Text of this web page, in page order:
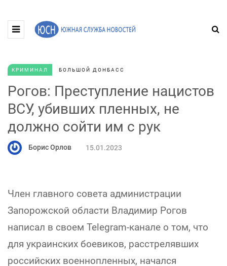
КРИМИНАЛ БОЛЬШОЙ ДОНБАСС
Рогов: Преступление нацистов
ВСУ, убивших пленных, не
должно сойти им с рук
Борис Орлов 15.01.2023
Член главного совета администрации
Запорожской области Владимир Рогов
написал в своем Telegram-канале о том, что
для украинских боевиков, расстрелявших
российских военнопленных, начался